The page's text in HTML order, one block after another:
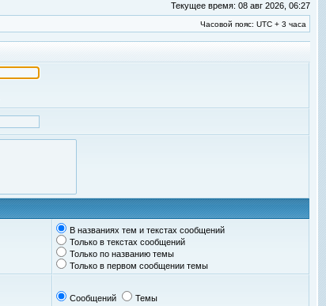
Текущее время: 08 авг 2026, 06:27
Часовой пояс: UTC + 3 часа
В названиях тем и текстах сообщений
Только в текстах сообщений
Только по названию темы
Только в первом сообщении темы
Сообщений Темы